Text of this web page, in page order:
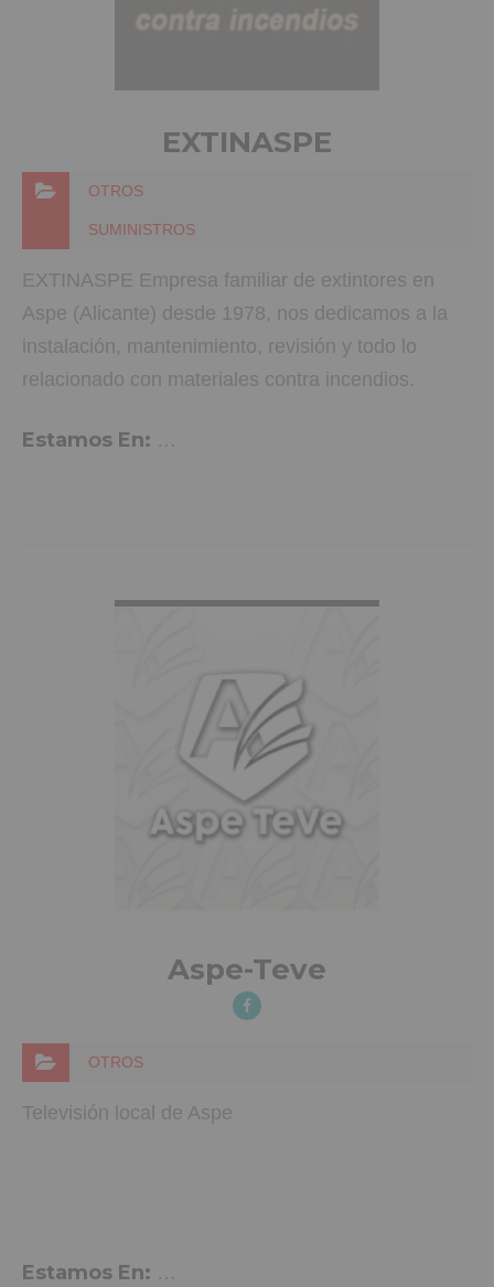
EXTINASPE
OTROS
SUMINISTROS
EXTINASPE Empresa familiar de extintores en
Aspe (Alicante) desde 1978, nos dedicamos a la
instalación, mantenimiento, revisión y todo lo
relacionado con materiales contra incendios.
Estamos En: C. Sagunto, Nº 46, 03680 Aspe,
Aspe-Teve
OTROS
Televisión local de Aspe
Estamos En: C/ Pedro Galipienso 25, aspe